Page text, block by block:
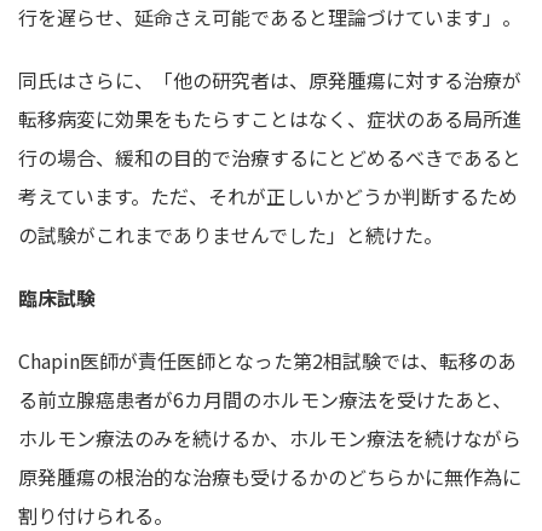
行を遅らせ、延命さえ可能であると理論づけています」。
同氏はさらに、「他の研究者は、原発腫瘍に対する治療が
転移病変に効果をもたらすことはなく、症状のある局所進
行の場合、緩和の目的で治療するにとどめるべきであると
考えています。ただ、それが正しいかどうか判断するため
の試験がこれまでありませんでした」と続けた。
臨床試験
Chapin医師が責任医師となった第2相試験では、転移のあ
る前立腺癌患者が6カ月間のホルモン療法を受けたあと、
ホルモン療法のみを続けるか、ホルモン療法を続けながら
原発腫瘍の根治的な治療も受けるかのどちらかに無作為に
割り付けられる。